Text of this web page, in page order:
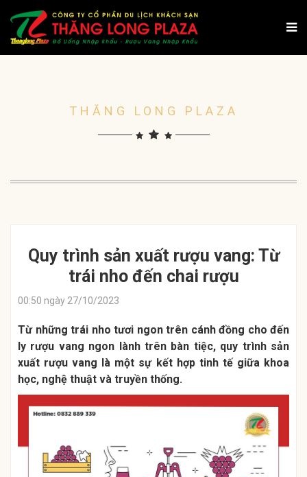
THĂNG LONG PLAZA
Quy trình sản xuất rượu vang: Từ
trái nho đến chai rượu
00:50 ngày 27/10/2023
Từ những trái nho tươi ngon trên cánh đồng cho đến
ly rượu vang ngon lành trên bàn tiệc, quy trình sản
xuất rượu vang là một sự kết hợp tinh tế giữa khoa
học, nghệ thuật và truyền thống.